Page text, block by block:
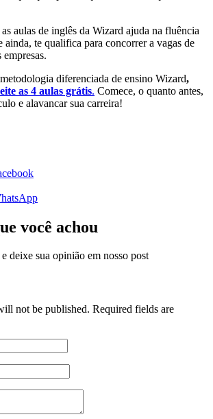
as aulas de inglês da Wizard ajuda na fluência
ainda, te qualifica para concorrer a vagas de
diferenciada de ensino Wizard,
as 4 aulas grátis. Comece, o quanto antes,
e alavancar sua carreira!
você achou
deixe sua opinião em nosso post
not be published. Required fields are